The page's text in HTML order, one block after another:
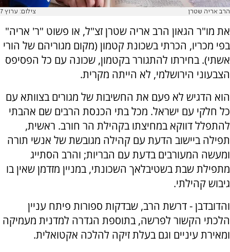
הרב אריה שטרן צילום: ערוץ 7
את מו"ר הגאון הרב אריה שטרן זצ"ל, או פשוט "ר' אריה"
בפי מכריו, הכרתי בשכונת קטמון (מקום מגוריהם של הורי
אשתי). בחירתו להתגורר בקטמון, שכונה עם כל הפסיפס
הצבעוני הירושלמי, לא הייתה מקרית.
הוא הדגיש לא פעם את החשיבות של מגורים בצוותא עם
כל חלקי עם ישראל. מכל בתי הכנסת הרבים שם אהבתי
להתפלל דווקא במחיצתו בקהילת הר חורב. ראשית,
תפילה ביישוב הדעת עם קהילה מגובשת של אנשי תורה
ומעשה המעורבים בדעת עם הבריות; והרב הסתייג
מתפילת שבת בשטיבלאך השכונתי, במניין מזדמן שאין בו
גיבוש קהילתי.
והדובדבן - דרשת הרב, שבדקות ספורות פיתח עניין
הלכתי הקשור לפרשה, בתוספת הגדרה למדנית מעמיקה
ומאירת עיניים וגם בעלת זיקה להלכה אקטואלית.